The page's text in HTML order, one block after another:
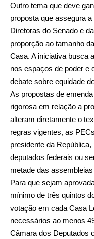
Outro tema que deve
proposta que assegura
Diretoras do Senado e
proporção ao tamanho
Casa. A iniciativa busca
nos espaços de poder e
debate sobre equidade
As propostas de
rigorosa em relação a
alteram diretamente o
regras vigentes, as
presidente da
deputados federais ou
metade das
Para que sejam
mínimo de três quintos
votação em cada Casa
necessários ao menos
Câmara dos Deputados